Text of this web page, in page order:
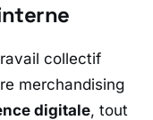
collectif
merchandising
digitale, tout